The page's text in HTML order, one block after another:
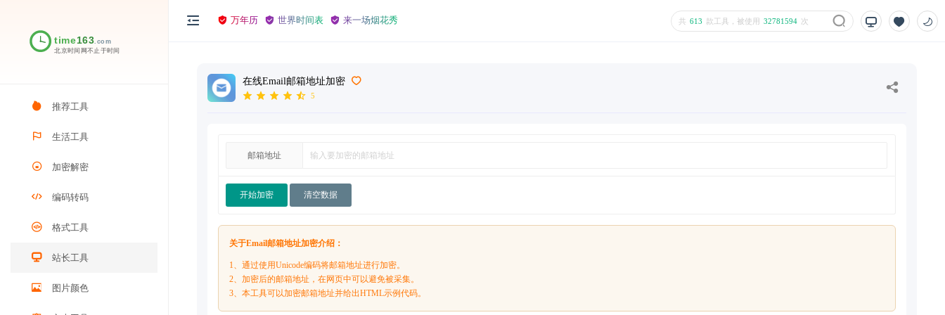
推荐工具
生活工具
加密解密
编码转码
格式工具
站长工具
图片颜色
万年历 世界时间表 来一场烟花秀 共 613 款工具，被使用 32781594 次
在线Email邮箱地址加密
5
邮箱地址
开始加密 清空数据
关于Email邮箱地址加密介绍：
1、通过使用Unicode编码将邮箱地址进行加密。
2、加密后的邮箱地址，在网页中可以避免被采集。
3、本工具可以加密邮箱地址并给出HTML示例代码。